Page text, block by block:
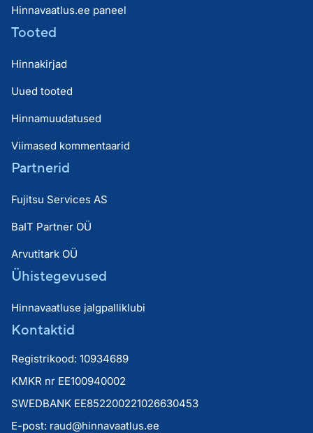
Hinnavaatlus.ee paneel
Tooted
Hinnakirjad
Uued tooted
Hinnamuudatused
Viimased kommentaarid
Partnerid
Fujitsu Services AS
BaIT Partner OÜ
Arvutitark OÜ
Ühistegevused
Hinnavaatluse jalgpalliklubi
Kontaktid
Registrikood: 10934689
KMKR nr EE100940002
SWEDBANK EE852200221026630453
E-post: raud@hinnavaatlus.ee